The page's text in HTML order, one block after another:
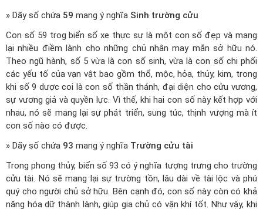
» Dãy số chứa 59 mang ý nghĩa Sinh trường cửu
Con số 59 trog biển số xe thực sự là một con số đẹp và mang
lại nhiều điềm lành cho những chủ nhân may mắn sở hữu nó.
Theo ngũ hành, số 5 vừa là con số sinh, vừa là con số chi phối
các yếu tố của vạn vật bao gồm thổ, mộc, hỏa, thủy, kim, trong
khi số 9 dược coi là con số thần thánh, đại diện cho cửu vương,
sự vương giả và quyền lực. Vì thế, khi hai con số này kết hợp với
nhau, nó sẽ mang lại sự phát triển, sung túc, thịnh vượng mà ít
con số nào có được.
» Dãy số chứa 93 mang ý nghĩa Trường cửu tài
Trong phong thủy, biển số 93 có ý nghĩa tượng trưng cho trường
cửu tài. Nó sẽ mang lại sự trường tồn, lâu dài về tài lộc và phú
quý cho người chủ sở hữu. Bên cạnh đó, con số này còn có khả
năng hóa dữ thành lành, giúp gia chủ có vận khí tốt. Như vậy, khi